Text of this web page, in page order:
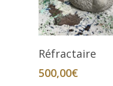
Réfractaire
500,00€